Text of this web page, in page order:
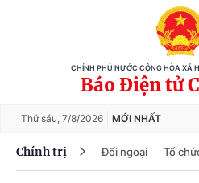
CHÍNH PHỦ NƯỚC CỘNG HÒA XÃ
Báo Điện tử
Thứ sáu, 7/8/2026 MỚI NHẤT
Chính trị Đối ngoại Tổ